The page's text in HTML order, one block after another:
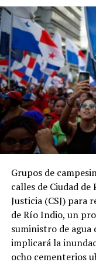
Asimismo, entre
panameña
contraste con el
porcentuales
Los datos
de Economía y
tendencia
Central. La
PIB pasó de 13 %
los ingresos
de 18.7 % a 11.7
Grupos de
calles de Ciudad
Justicia (CSJ) para
de Río Indio, un
suministro de agua
implicará la
ocho cementerios